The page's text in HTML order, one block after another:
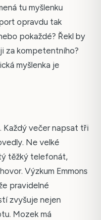
tu myšlenku
opravdu tak
pokaždé? Řekl by
za kompetentního?
myšlenka je
Každý večer napsat tři
Ne velké
těžký telefonát,
Výzkum Emmons
pravidelné
zvyšuje nejen
Mozek má